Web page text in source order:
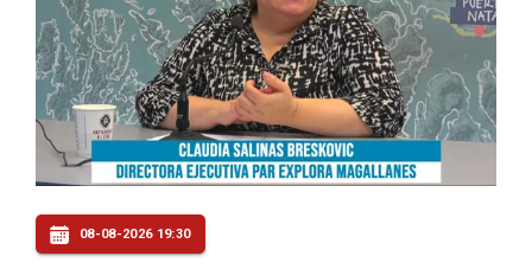
08-08-2026 19:30